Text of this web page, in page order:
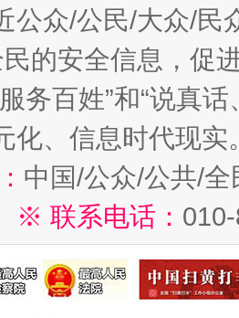
公众/公民/大众/民
的安全信息，促
务百姓”和“说真
化、信息时代现实
中国/公众/公共/
※ 联系电话：